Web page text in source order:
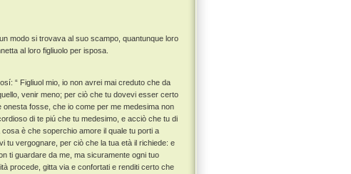
modo si trovava al suo scampo, quantunque loro
al loro figliuolo per isposa.
“ Figliuol mio, io non avrei mai creduto che da
venir meno; per ciò che tu dovevi esser certo
fosse, che io come per me medesima non
di te piú che tu medesimo, e acciò che tu di
è che soperchio amore il quale tu porti a
tu vergognare, per ciò che la tua età il richiede: e
ti guardare da me, ma sicuramente ogni tuo
procede, gitta via e confortati e renditi certo che